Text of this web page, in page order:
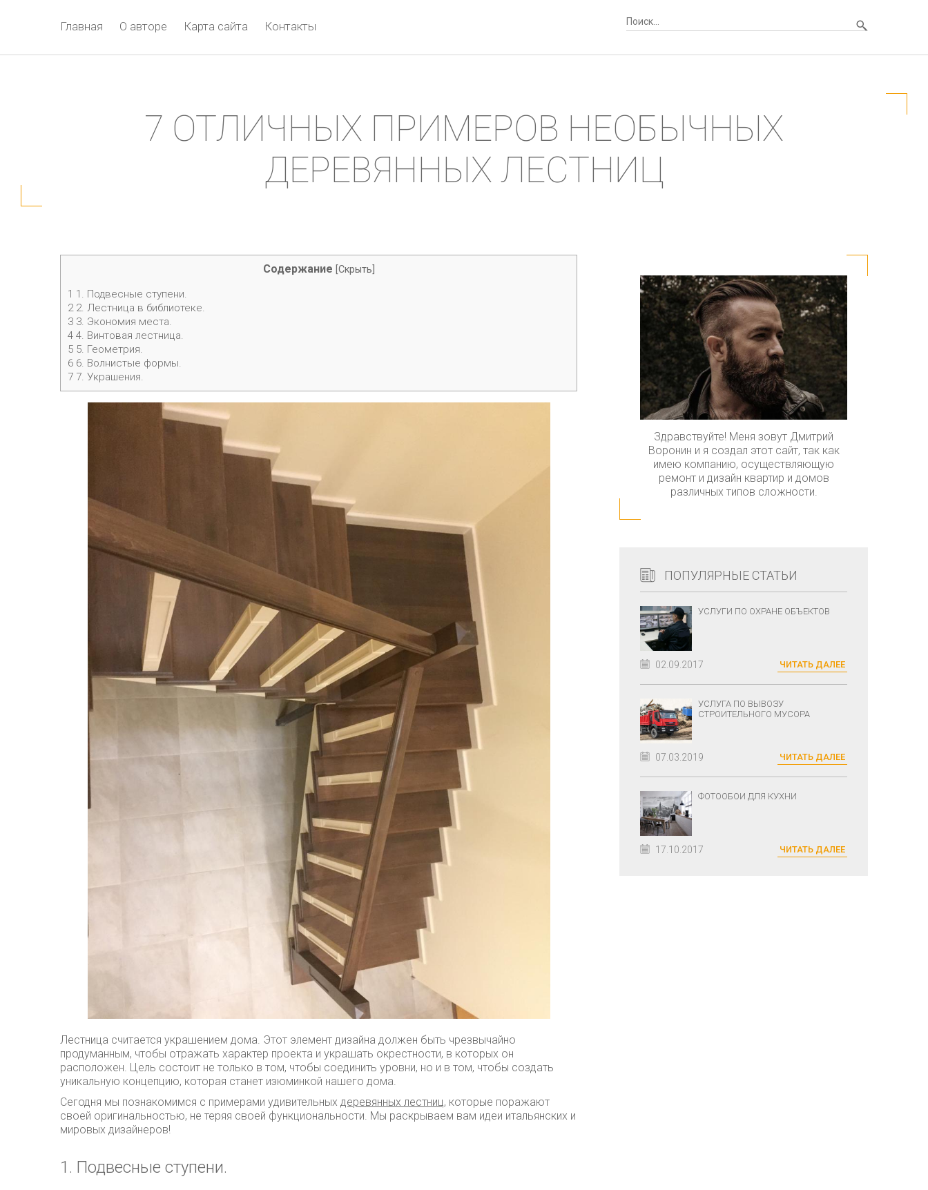
Главная О авторе Карта сайта Контакты
7 ОТЛИЧНЫХ ПРИМЕРОВ НЕОБЫЧНЫХ
ДЕРЕВЯННЫХ ЛЕСТНИЦ
Содержание Скрыть
1 1. Подвесные ступени.
22. Лестница в библиотеке.
3 3. Экономия места.
4 4. Винтовая лестница.
5 5. Геометрия.
6 6. Волнистые формы.
7 7. Украшения.
Лестница считается украшением дома. Этот элемент дизайна должен быть чрезвычайно
продуманным, чтобы отражать характер проекта и украшать окрестности, в которых он
расположен. Цель состоит не только в том, чтобы соединить уровни, но и в том, чтобы создать
уникальную концепцию, которая станет изюминкой нашего дома.
Сегодня мы познакомимся с примерами удивительных деревянных лестниц, которые поражают
своей оригинальностью, не теряя своей функциональности. Мы раскрываем вам идеи итальянских и
мировых дизайнеров!
1. Подвесные ступени.
Здравствуйте! Меня зовут Дмитрий
Воронин и я создал этот сайт, так как
имею компанию, осуществляющую
ремонт и дизайн квартир и домов
различных типов сложности.
ПОПУЛЯРНЫЕ СТАТЬИ
УСЛУГИ ПО ОХРАНЕ ОБЪЕКТОВ
02.09.2017 ЧИТАТЬ ДАЛЕЕ
УСЛУГА ПО ВЫВОЗУ
СТРОИТЕЛЬНОГО МУСОРА
07.03.2019 ЧИТАТЬ ДАЛЕЕ
ФОТООБОИ ДЛЯ КУХНИ
17.10.2017 ЧИТАТЬ ДАЛЕЕ